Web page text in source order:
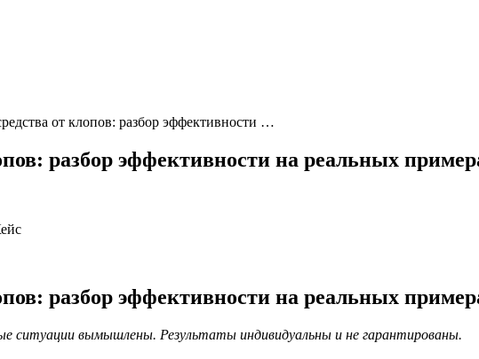
от клопов: разбор эффективности …
разбор эффективности на реальных
разбор эффективности на реальных
ситуации вымышлены. Результаты индивидуальны и не гарантированы.